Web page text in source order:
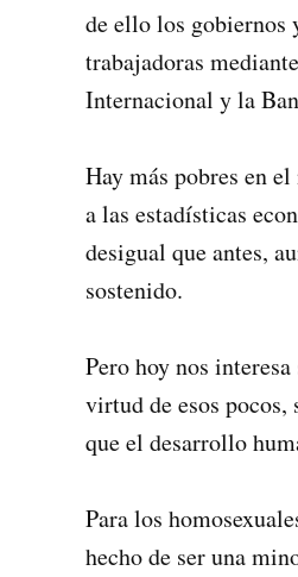
de ello los gobiernos
trabajadoras
Internacional y la
Hay más pobres en
a las estadísticas
desigual que antes,
sostenido.
Pero hoy nos
virtud de esos
que el desarrollo
Para los
hecho de ser una